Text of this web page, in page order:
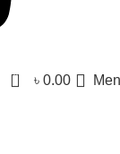
0 ৳ 0.00